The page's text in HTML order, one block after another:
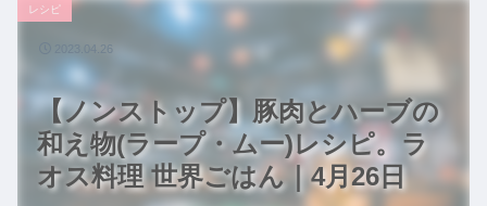
【ノンストップ】豚肉とハーブの
和え物(ラープ・ムー)レシピ。ラ
オス料理 世界ごはん｜4月26日
レシピ
2023.04.26